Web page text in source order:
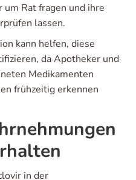
Rat fragen und ihre
lassen.
kann helfen, diese
da Apotheker und
Medikamenten
frühzeitig erkennen
in der